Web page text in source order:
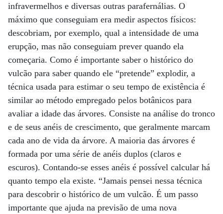
infravermelhos e diversas outras parafernálias. O
máximo que conseguiam era medir aspectos físicos:
descobriam, por exemplo, qual a intensidade de uma
erupção, mas não conseguiam prever quando ela
começaria. Como é importante saber o histórico do
vulcão para saber quando ele “pretende” explodir, a
técnica usada para estimar o seu tempo de existência é
similar ao método empregado pelos botânicos para
avaliar a idade das árvores. Consiste na análise do tronco
e de seus anéis de crescimento, que geralmente marcam
cada ano de vida da árvore. A maioria das árvores é
formada por uma série de anéis duplos (claros e
escuros). Contando-se esses anéis é possível calcular há
quanto tempo ela existe. “Jamais pensei nessa técnica
para descobrir o histórico de um vulcão. É um passo
importante que ajuda na previsão de uma nova